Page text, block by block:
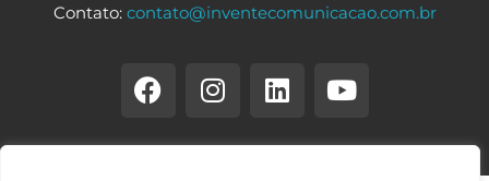
Contato: contato@inventecomunicacao.com.br